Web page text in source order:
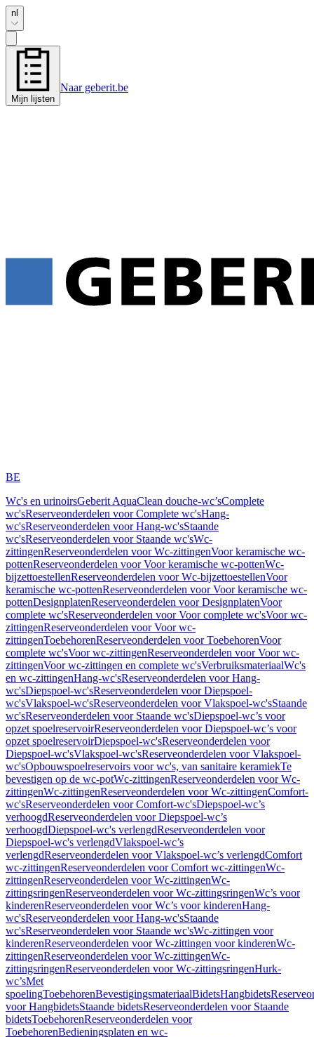
nl
Mijn lijsten
Naar geberit.be
BE
Wc's en urinoirsGeberit AquaClean douche-wc’sComplete
wc'sReserveonderdelen voor Complete wc'sHang-
wc'sReserveonderdelen voor Hang-wc'sStaande
wc'sReserveonderdelen voor Staande wc'sWc-
zittingenReserveonderdelen voor Wc-zittingenVoor keramische wc-
pottenReserveonderdelen voor Voor keramische wc-pottenWc-
bijzettoestellenReserveonderdelen voor Wc-bijzettoestellenVoor
keramische wc-pottenReserveonderdelen voor Voor keramische wc-
pottenDesignplatenReserveonderdelen voor DesignplatenVoor
complete wc'sReserveonderdelen voor Voor complete wc'sVoor wc-
zittingenReserveonderdelen voor Voor wc-
zittingenToebehorenReserveonderdelen voor ToebehorenVoor
complete wc'sVoor wc-zittingenReserveonderdelen voor Voor wc-
zittingenVoor wc-zittingen en complete wc'sVerbruiksmateriaalWc's
en wc-zittingenHang-wc'sReserveonderdelen voor Hang-
wc'sDiepspoel-wc'sReserveonderdelen voor Diepspoel-
wc'sVlakspoel-wc'sReserveonderdelen voor Vlakspoel-wc'sStaande
wc'sReserveonderdelen voor Staande wc'sDiepspoel-wc’s voor
opzet spoelreservoirReserveonderdelen voor Diepspoel-wc’s voor
opzet spoelreservoirDiepspoel-wc'sReserveonderdelen voor
Diepspoel-wc'sVlakspoel-wc'sReserveonderdelen voor Vlakspoel-
wc'sOpbouwspoelreservoirs voor wc's, van sanitaire keramiekTe
bevestigen op de wc-potWc-zittingenReserveonderdelen voor Wc-
zittingenWc-zittingenReserveonderdelen voor Wc-zittingenComfort-
wc'sReserveonderdelen voor Comfort-wc'sDiepspoel-wc’s
verhoogdReserveonderdelen voor Diepspoel-wc’s
verhoogdDiepspoel-wc's verlengdReserveonderdelen voor
Diepspoel-wc's verlengdVlakspoel-wc’s
verlengdReserveonderdelen voor Vlakspoel-wc’s verlengdComfort
wc-zittingenReserveonderdelen voor Comfort wc-zittingenWc-
zittingenReserveonderdelen voor Wc-zittingenWc-
zittingsringenReserveonderdelen voor Wc-zittingsringenWc’s voor
kinderenReserveonderdelen voor Wc’s voor kinderenHang-
wc'sReserveonderdelen voor Hang-wc'sStaande
wc'sReserveonderdelen voor Staande wc'sWc-zittingen voor
kinderenReserveonderdelen voor Wc-zittingen voor kinderenWc-
zittingenReserveonderdelen voor Wc-zittingenWc-
zittingsringenReserveonderdelen voor Wc-zittingsringenHurk-
wc’sMet
spoelingToebehorenBevestigingsmateriaalBidetsHangbidets
voor HangbidetsStaande bidetsReserveonderdelen voor Staande
bidetsToebehorenReserveonderdelen voor
ToebehorenBedieningsplaten en wc-